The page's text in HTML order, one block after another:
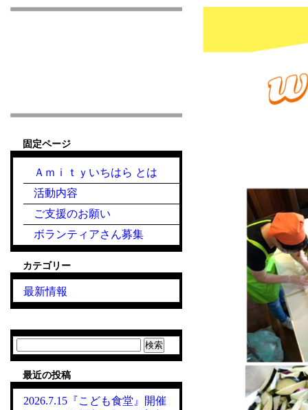
固定ページ
Ａｍｉｔｙいちはら とは
活動内容
ご支援のお願い
ボランティアさん募集
カテゴリー
最新情報
索:
最近の投稿
2026.7.15『こども食堂』開催